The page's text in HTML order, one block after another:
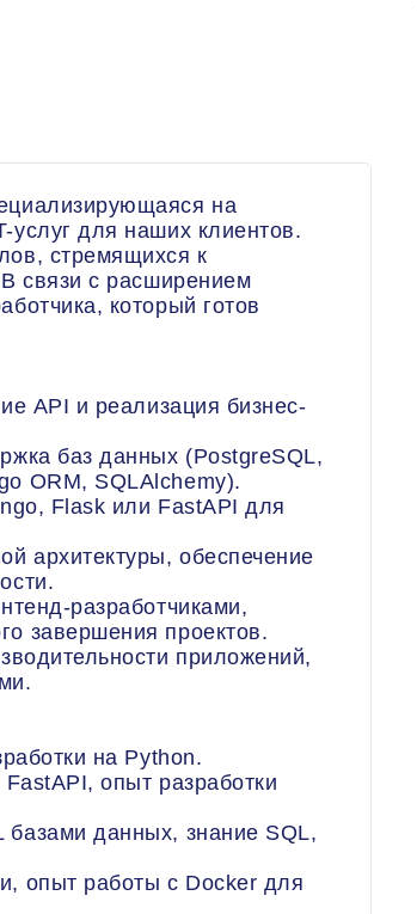
на
услуг для наших клиентов.
стремящихся к
связи с расширением
который готов
API и реализация бизнес-
баз данных (PostgreSQL,
ORM, SQLAlchemy).
Flask или FastAPI для
архитектуры, обеспечение
разработчиками,
завершения проектов.
приложений,
на Python.
опыт разработки
данных, знание SQL,
опыт работы с Docker для